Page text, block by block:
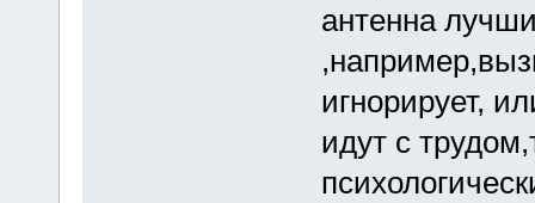
антенна
игнорирует,
идут с